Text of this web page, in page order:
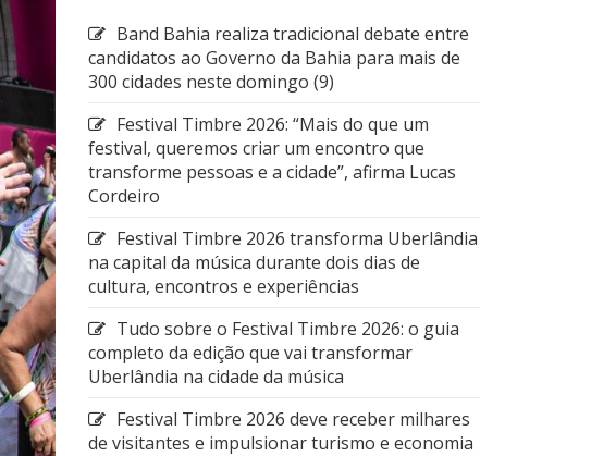
Band Bahia realiza tradicional debate entre
candidatos ao Governo da Bahia para mais de
300 cidades neste domingo (9)
Festival Timbre 2026: “Mais do que um
festival, queremos criar um encontro que
transforme pessoas e a cidade”, afirma Lucas
Cordeiro
Festival Timbre 2026 transforma Uberlândia
na capital da música durante dois dias de
cultura, encontros e experiências
Tudo sobre o Festival Timbre 2026: o guia
completo da edição que vai transformar
Uberlândia na cidade da música
Festival Timbre 2026 deve receber milhares
de visitantes e impulsionar turismo e economia